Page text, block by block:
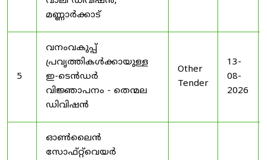
മണ്ണാർക്കാട്
5
വനംവകുപ്പ്
പ്രവൃത്തികൾക്കായുള്ള
ഇ-ടെൻഡർ
വിജ്ഞാപനം - തെന്മല
ഡിവിഷൻ
Other
Tender
13-
08-
2026
ഓൺലൈൻ
സോഫ്റ്റ്‌വെയർ